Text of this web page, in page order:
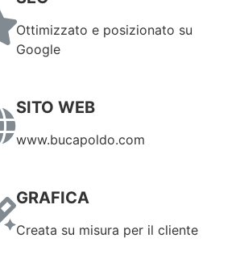
Ottimizzato e posizionato su
Google
SITO WEB
www.bucapoldo.com
GRAFICA
Creata su misura per il cliente